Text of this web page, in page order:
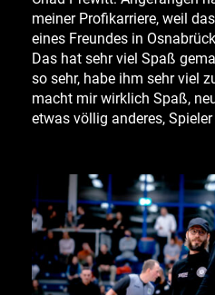
meiner Profikarriere, weil
eines Freundes in
Das hat sehr viel Spaß
so sehr, habe ihm sehr viel
macht mir wirklich Spaß,
etwas völlig anderes,